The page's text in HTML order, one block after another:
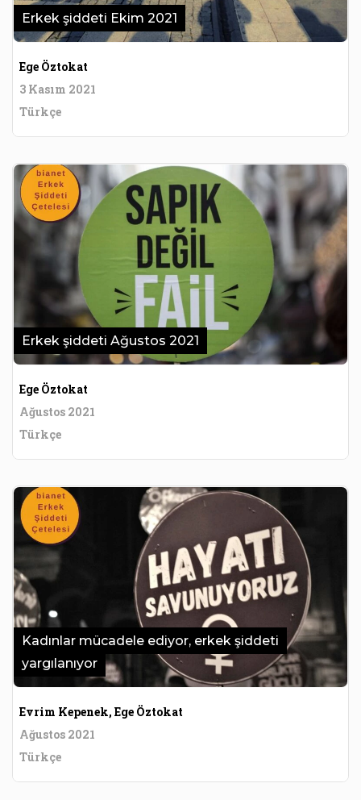
Erkek şiddeti Ekim 2021
Ege Öztokat
3 Kasım 2021
Türkçe
Erkek şiddeti Ağustos 2021
Ege Öztokat
Ağustos 2021
Türkçe
Kadınlar mücadele ediyor, erkek şiddeti
yargılanıyor
Evrim Kepenek, Ege Öztokat
Ağustos 2021
Türkçe